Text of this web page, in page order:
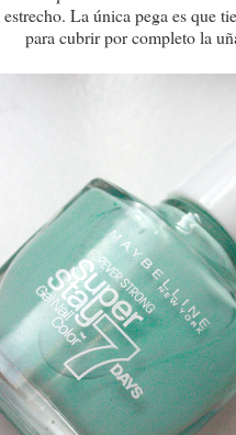
La única pega es que
para cubrir por completo la